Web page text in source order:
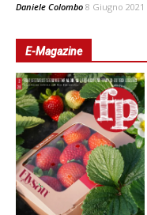
Daniele Colombo 8 Giugno 2021
E-Magazine